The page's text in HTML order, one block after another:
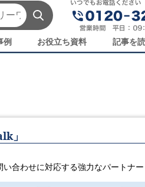
例 お役立ち資料 記事を
ー株式会社の製品・サービス一覧
品・サービス一覧
」
合わせに対応する強力なパートナー